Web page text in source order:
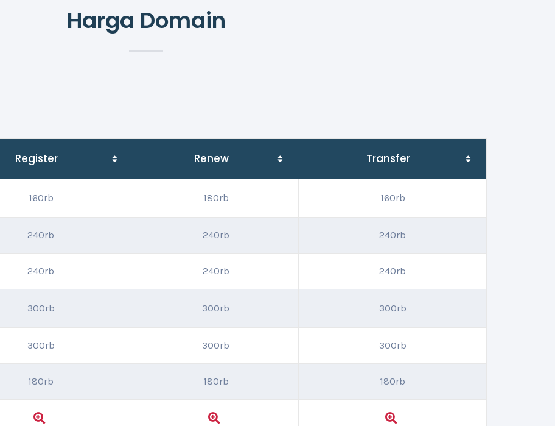
Harga Domain
Register Renew Transfer
160rb 180rb 160rb
240rb 240rb 240rb
240rb 240rb 240rb
300rb 300rb 300rb
300rb 300rb 300rb
180rb 180rb 180rb